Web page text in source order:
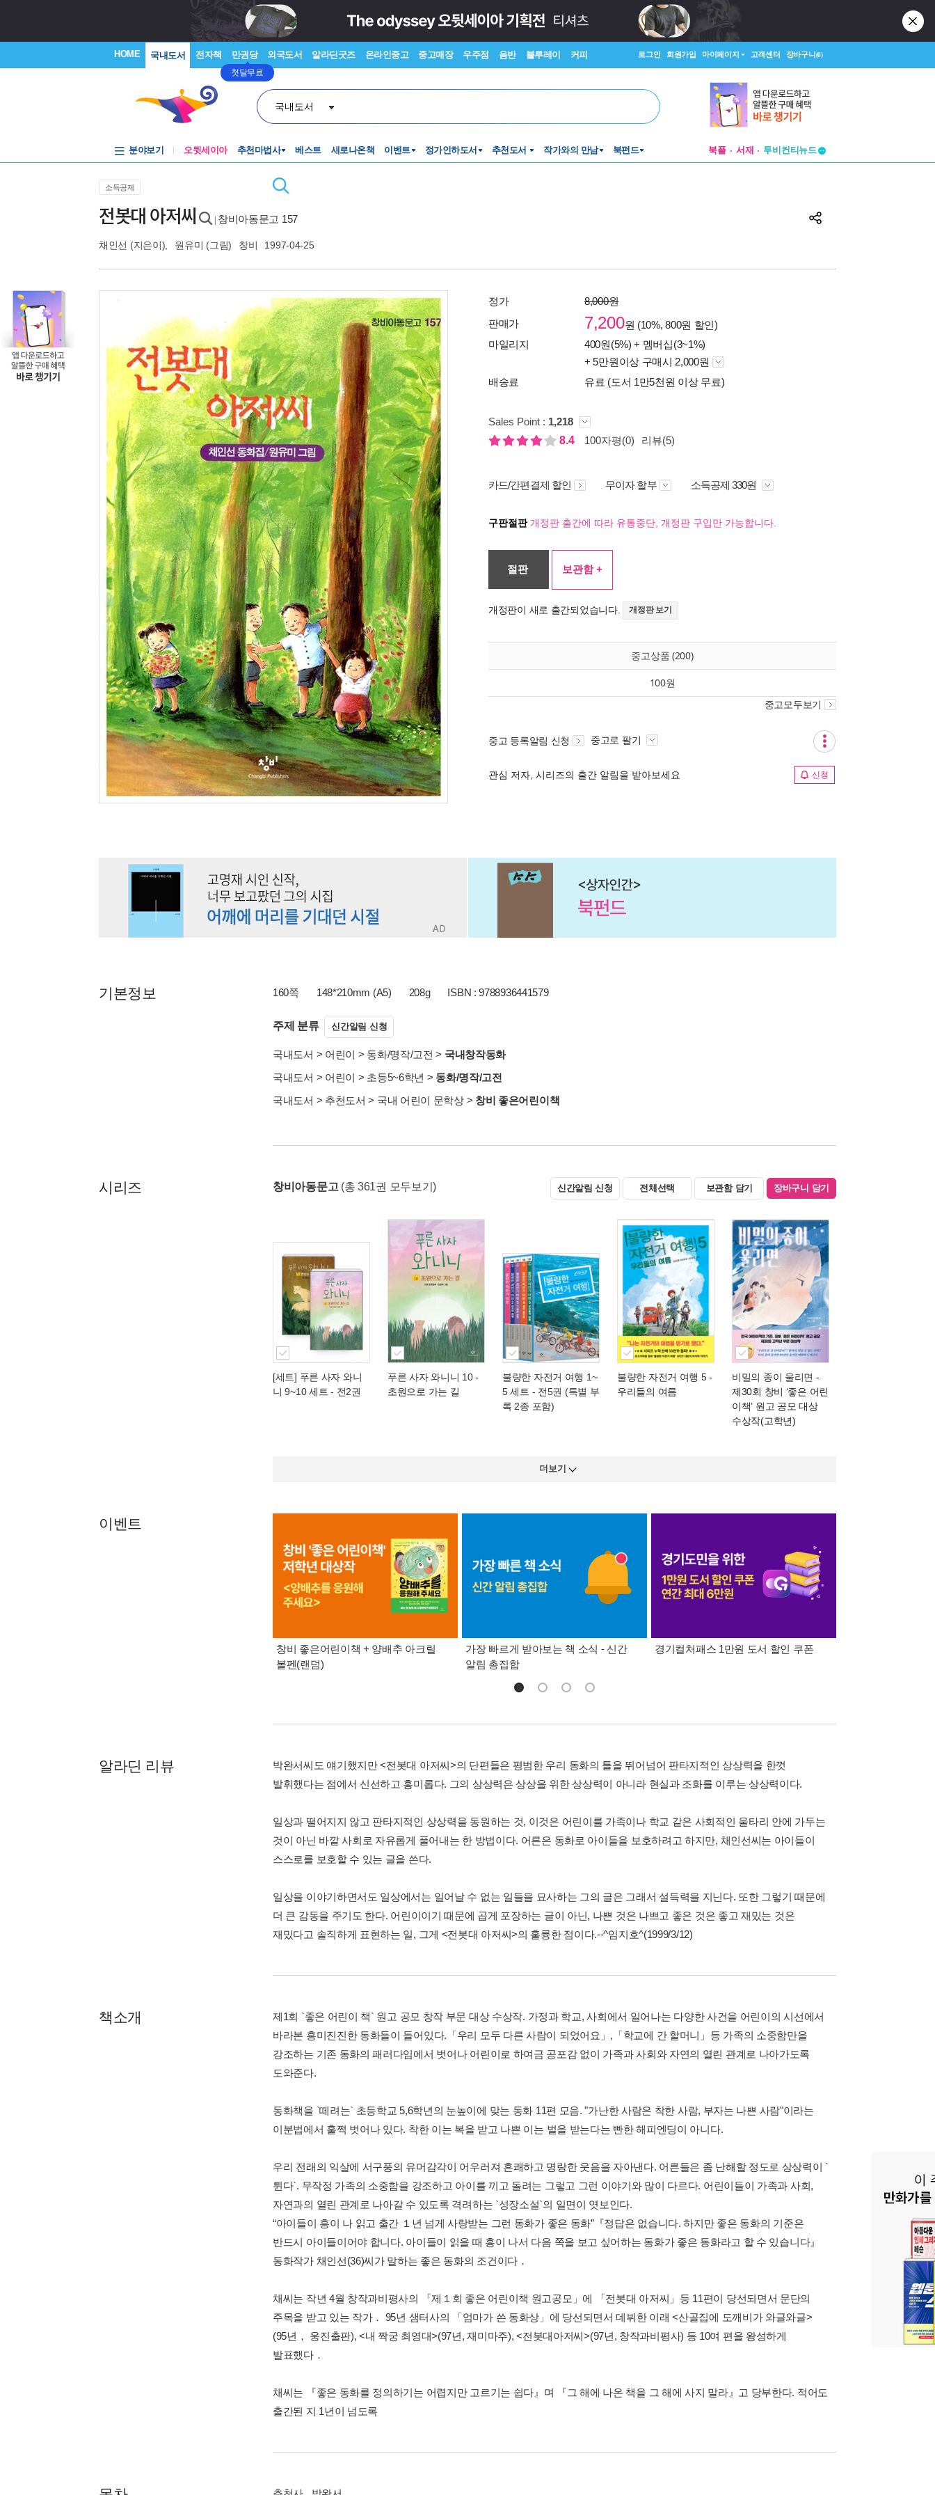
HOME 국내도서 전자책 만권당
첫달무료
외국도서 알라딘굿즈 온라인중고 중고매장 우주점 음반 블루레이 커피 로그인 회원가입 마이페이지 고객센터 장바구니(0)
국내도서
분야보기 오뒷세이아 추천마법사 베스트 새로나온책 이벤트 정가인하도서 추천도서 작가와의 만남 북펀드 북플 서재
창작플랫폼
소득공제
전봇대 아저씨 창비아동문고 157
채인선 (지은이), 원유미 (그림) 창비 1997-04-25
정가
8,000원
판매가
7,200원 (10%, 800원 할인)
마일리지
400원(5%) + 멤버십(3~1%)
+ 5만원이상 구매시 2,000원
배송료
유료 (도서 1만5천원 이상 무료)
Sales Point : 1,218
8.4
100자평(0) 리뷰(5)
카드/간편결제 할인 무이자 할부 소득공제 330원
구판절판개정판 출간에 따라 유통중단, 개정판 구입만 가능합니다.
절판 보관함 +
개정판이 새로 출간되었습니다. 개정판 보기
중고상품 (200)
100원
중고모두보기
중고 등록알림 신청 중고로 팔기
관심 저자, 시리즈의 출간 알림을 받아보세요 신청
기본정보 160쪽 148*210mm (A5) 208g ISBN : 9788936441579
주제 분류 신간알림 신청
국내도서 > 어린이 > 동화/명작/고전 > 국내창작동화
국내도서 > 어린이 > 초등5~6학년 > 동화/명작/고전
국내도서 > 추천도서 > 국내 어린이 문학상> 창비 좋은어린이책
시리즈 창비아동문고 (총 361권 모두보기) 신간알림 신청 전체선택 보관함 담기 장바구니 담기
[세트] 푸른 사자 와니
니 9~10 세트 - 전2권
푸른 사자 와니니 10-
초원으로 가는 길
불량한 자전거 여행 1~
5 세트 - 전5권 (특별 부
록 2종 포함)
불량한 자전거 여행 5-
우리들의 여름
비밀의 종이 울리면 -
제30회 창비 ‘좋은 어린
이책’ 원고 공모 대상
수상작(고학년)
더보기
이벤트
창비 좋은어린이책 + 양배추 아크릴
볼펜(랜덤)
가장 빠르게 받아보는 책 소식 - 신간
알림 총집합
경기컬처패스 1만원 도서 할인 쿠폰
알라딘 리뷰
박완서씨도 얘기했지만 <전봇대 아저씨>의 단편들은 평범한 우리 동화의 틀을 뛰어넘어 판타지적인 상상력을 한껏
발휘했다는 점에서 신선하고 흥미롭다. 그의 상상력은 상상을 위한 상상력이 아니라 현실과 조화를 이루는 상상력이다.
일상과 떨어지지 않고 판타지적인 상상력을 동원하는 것, 이것은 어린이를 가족이나 학교 같은 사회적인 울타리 안에 가두는
것이 아닌 바깥 사회로 자유롭게 풀어내는 한 방법이다. 어른은 동화로 아이들을 보호하려고 하지만, 채인선씨는 아이들이
스스로를 보호할 수 있는 글을 쓴다.
일상을 이야기하면서도 일상에서는 일어날 수 없는 일들을 묘사하는 그의 글은 그래서 설득력을 지닌다. 또한 그렇기 때문에
더 큰 감동을 주기도 한다. 어린이이기 때문에 곱게 포장하는 글이 아닌, 나쁜 것은 나쁘고 좋은 것은 좋고 재밌는 것은
재밌다고 솔직하게 표현하는 일, 그게 <전봇대 아저씨>의 훌륭한 점이다.--^임지호^(1999/3/12)
책소개
제1회 `좋은 어린이 책` 원고 공모 창작 부문 대상 수상작. 가정과 학교, 사회에서 일어나는 다양한 사건을 어린이의 시선에서
바라본 흥미진진한 동화들이 들어있다.「우리 모두 다른 사람이 되었어요」,「학교에 간 할머니」등 가족의 소중함만을
강조하는 기존 동화의 패러다임에서 벗어나 어린이로 하여금 공포감 없이 가족과 사회와 자연의 열린 관계로 나아가도록
도와준다.
동화책을 `떼려는` 초등학교 5,6학년의 눈높이에 맞는 동화 11편 모음. "가난한 사람은 착한 사람, 부자는 나쁜 사람"이라는
이분법에서 훌쩍 벗어나 있다. 착한 이는 복을 받고 나쁜 이는 벌을 받는다는 빤한 해피엔딩이 아니다.
우리 전래의 익살에 서구풍의 유머감각이 어우러져 흔쾌하고 명랑한 웃음을 자아낸다. 어른들은 좀 난해할 정도로 상상력이 `
튄다`. 무작정 가족의 소중함을 강조하고 아이를 끼고 돌려는 그렇고 그런 이야기와 많이 다르다. 어린이들이 가족과 사회,
자연과의 열린 관계로 나아갈 수 있도록 격려하는 `성장소설`의 일면이 엿보인다.
“아이들이 흥이 나 읽고 출간 １년 넘게 사랑받는 그런 동화가 좋은 동화”『정답은 없습니다. 하지만 좋은 동화의 기준은
반드시 아이들이어야 합니다. 아이들이 읽을 때 흥이 나서 다음 쪽을 보고 싶어하는 동화가 좋은 동화라고 할 수 있습니다』
동화작가 채인선(36)씨가 말하는 좋은 동화의 조건이다．
채씨는 작년 4월 창작과비평사의 「제１회 좋은 어린이책 원고공모」에 「전봇대 아저씨」등 11편이 당선되면서 문단의
주목을 받고 있는 작가． 95년 샘터사의 「엄마가 쓴 동화상」에 당선되면서 데뷔한 이래 <산골집에 도깨비가 와글와글>
(95년， 웅진출판), <내 짝궁 최영대>(97년, 재미마주), <전봇대아저씨>(97년, 창작과비평사) 등 10여 편을 왕성하게
발표했다．
채씨는 『좋은 동화를 정의하기는 어렵지만 고르기는 쉽다』며 『그 해에 나온 책을 그 해에 사지 말라』고 당부한다. 적어도
출간된 지 1년이 넘도록